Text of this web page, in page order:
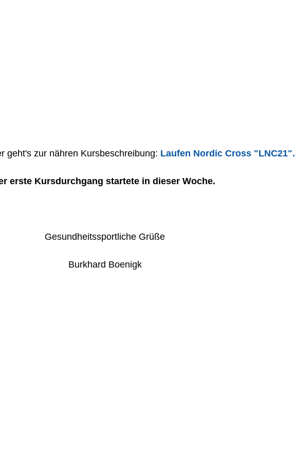
geht's zur nähren Kursbeschreibung: Laufen Nordic Cross "LNC21".
erste Kursdurchgang startete in dieser Woche.
Gesundheitssportliche Grüße
Burkhard Boenigk